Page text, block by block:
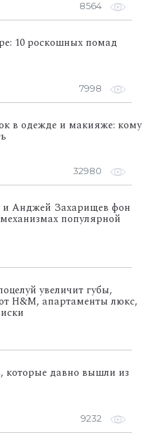
8564
10 роскошных помад
7998
в одежде и макияже: кому
32980
Анджей Захарищев фон
популярной
увеличит губы,
H&M, апартаменты люкс,
которые давно вышли из
9232